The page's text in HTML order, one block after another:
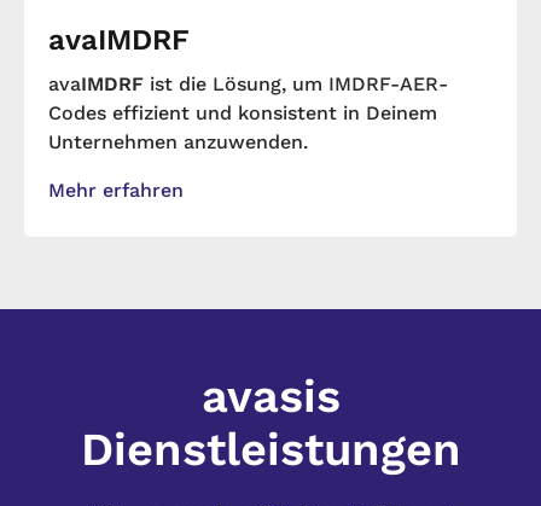
avaIMDRF
avaIMDRF ist die Lösung, um IMDRF-AER-
Codes effizient und konsistent in Deinem
Unternehmen anzuwenden.
Mehr erfahren
avasis
Dienstleistungen